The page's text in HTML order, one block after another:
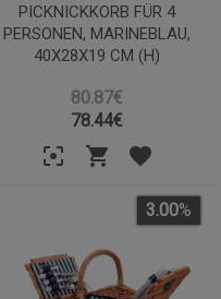
PICKNICKKORB FÜR 4
PERSONEN, MARINEBLAU,
40X28X19 CM (H)
80.87€
78.44€
3.00%